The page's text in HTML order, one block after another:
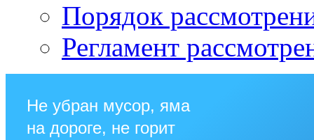
Порядок
Регламент
Не убран мусор, яма
на дороге, не горит